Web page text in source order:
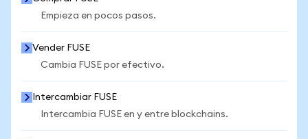
Empieza en pocos pasos.
Vender FUSE
Cambia FUSE por efectivo.
Intercambiar FUSE
Intercambia FUSE en y entre blockchains.